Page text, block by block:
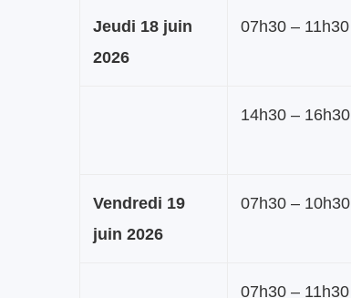
Jeudi 18 juin
2026
07h30 – 11h30
14h30 – 16h30
Vendredi 19
juin 2026
07h30 – 10h30
07h30 – 11h30